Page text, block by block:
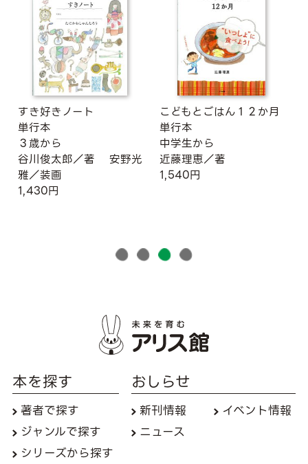
すき好きノート
単行本
３歳から
谷川俊太郎／著
安野光
雅／装画
1,430円
こどもとごはん１２か月
単行本
中学生から
近藤理恵／著
1,540円
本を探す
著者で探す
ジャンルで探す
シリーズから探す
おしらせ
新刊情報
イベント情報
ニュース